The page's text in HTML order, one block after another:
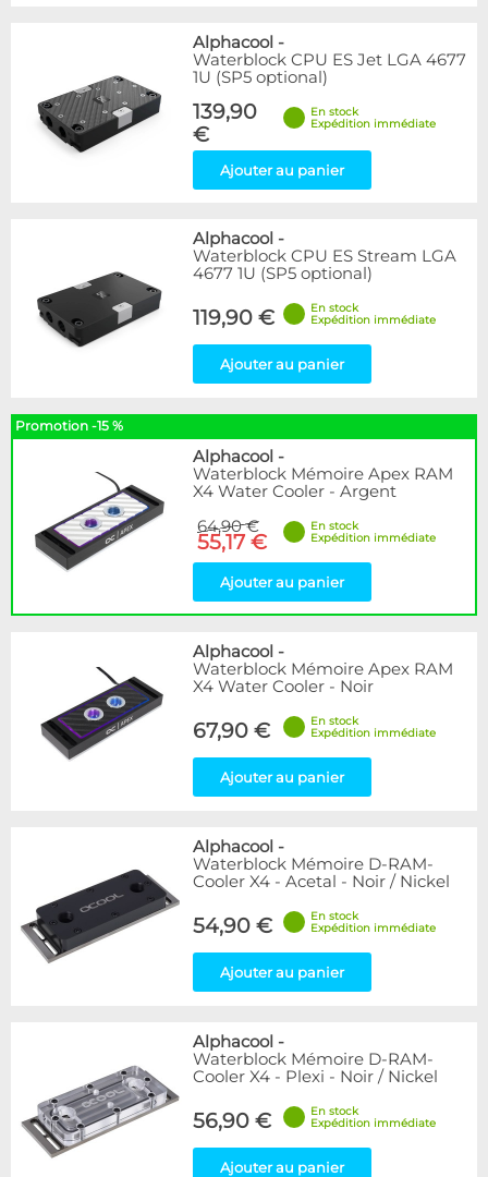
Alphacool -
Waterblock CPU ES Jet LGA 4677
1U (SP5 optional)
139,90
€
En stock
Expédition immédiate
Ajouter au panier
Alphacool -
Waterblock CPU ES Stream LGA
4677 1U (SP5 optional)
119,90 €
En stock
Expédition immédiate
Ajouter au panier
Promotion -15 %
Alphacool -
Waterblock Mémoire Apex RAM
X4 Water Cooler - Argent
64,90 €
55,17 €
En stock
Expédition immédiate
Ajouter au panier
Alphacool -
Waterblock Mémoire Apex RAM
X4 Water Cooler - Noir
67,90 €
En stock
Expédition immédiate
Ajouter au panier
Alphacool -
Waterblock Mémoire D-RAM-
Cooler X4 - Acetal - Noir / Nickel
54,90 €
En stock
Expédition immédiate
Ajouter au panier
Alphacool -
Waterblock Mémoire D-RAM-
Cooler X4 - Plexi - Noir / Nickel
56,90 €
En stock
Expédition immédiate
Ajouter au panier